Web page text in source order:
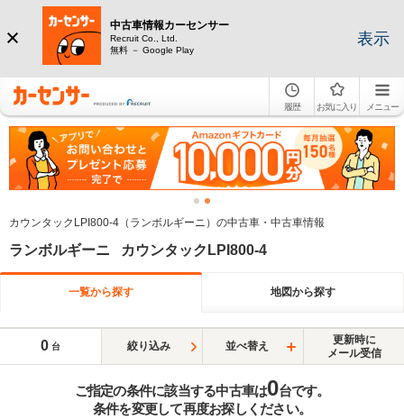
中古車情報カーセンサー
Recruit Co., Ltd.
無料 － Google Play
表示
履歴 お気に入り メニュー
カウンタックLPI800-4（ランボルギーニ）の中古車・中古車情報
ランボルギーニ カウンタックLPI800-4
一覧から探す 地図から探す
0 台 絞り込み 並べ替え
更新時に
メール受信
ご指定の条件に該当する中古車は0台です。
条件を変更して再度お探しください。